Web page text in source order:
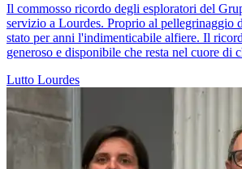
Il commosso ricordo degli esploratori del
servizio a Lourdes. Proprio al pellegrinaggio
stato per anni l'indimenticabile alfiere. Il
generoso e disponibile che resta nel cuore di
Lutto Lourdes